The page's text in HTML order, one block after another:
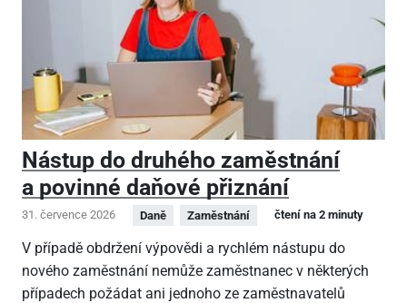
Nástup do druhého zaměstnání
a povinné daňové přiznání
31. července 2026 Daně Zaměstnání čtení na 2 minuty
V případě obdržení výpovědi a rychlém nástupu do
nového zaměstnání nemůže zaměstnanec v některých
případech požádat ani jednoho ze zaměstnavatelů